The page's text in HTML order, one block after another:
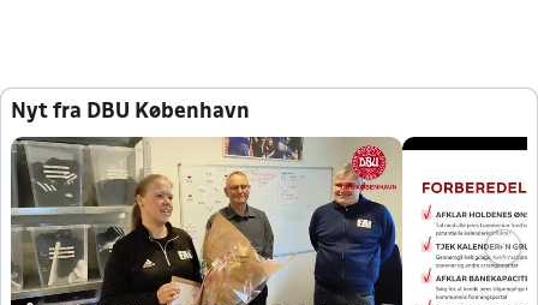
Nyt fra DBU København